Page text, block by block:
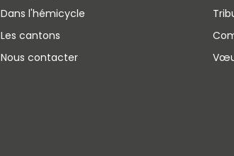
Dans l'hémicycle
Les cantons
Nous contacter